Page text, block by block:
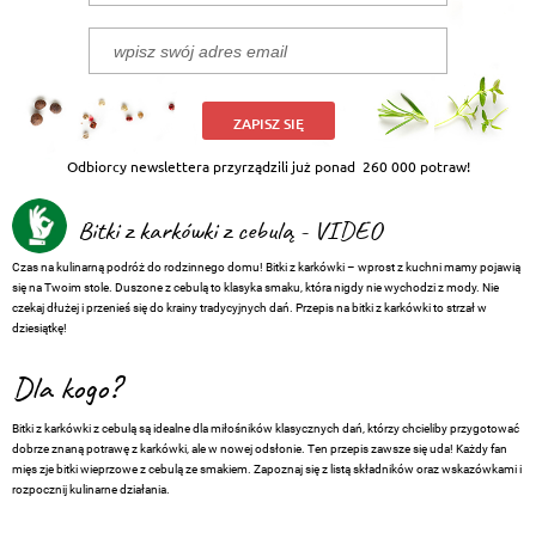
ZAPISZ SIĘ
Odbiorcy newslettera przyrządzili już ponad 260 000 potraw!
Bitki z karkówki z cebulą - VIDEO
Czas na kulinarną podróż do rodzinnego domu! Bitki z karkówki – wprost z kuchni mamy pojawią
się na Twoim stole. Duszone z cebulą to klasyka smaku, która nigdy nie wychodzi z mody. Nie
czekaj dłużej i przenieś się do krainy tradycyjnych dań. Przepis na bitki z karkówki to strzał w
dziesiątkę!
Dla kogo?
Bitki z karkówki z cebulą są idealne dla miłośników klasycznych dań, którzy chcieliby przygotować
dobrze znaną potrawę z karkówki, ale w nowej odsłonie. Ten przepis zawsze się uda! Każdy fan
mięs zje bitki wieprzowe z cebulą ze smakiem. Zapoznaj się z listą składników oraz wskazówkami i
rozpocznij kulinarne działania.